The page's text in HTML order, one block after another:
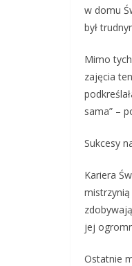
w domu
był
Mimo
zajęcia
sama” –
Sukcesy
Kariera
jej
Ostatnie